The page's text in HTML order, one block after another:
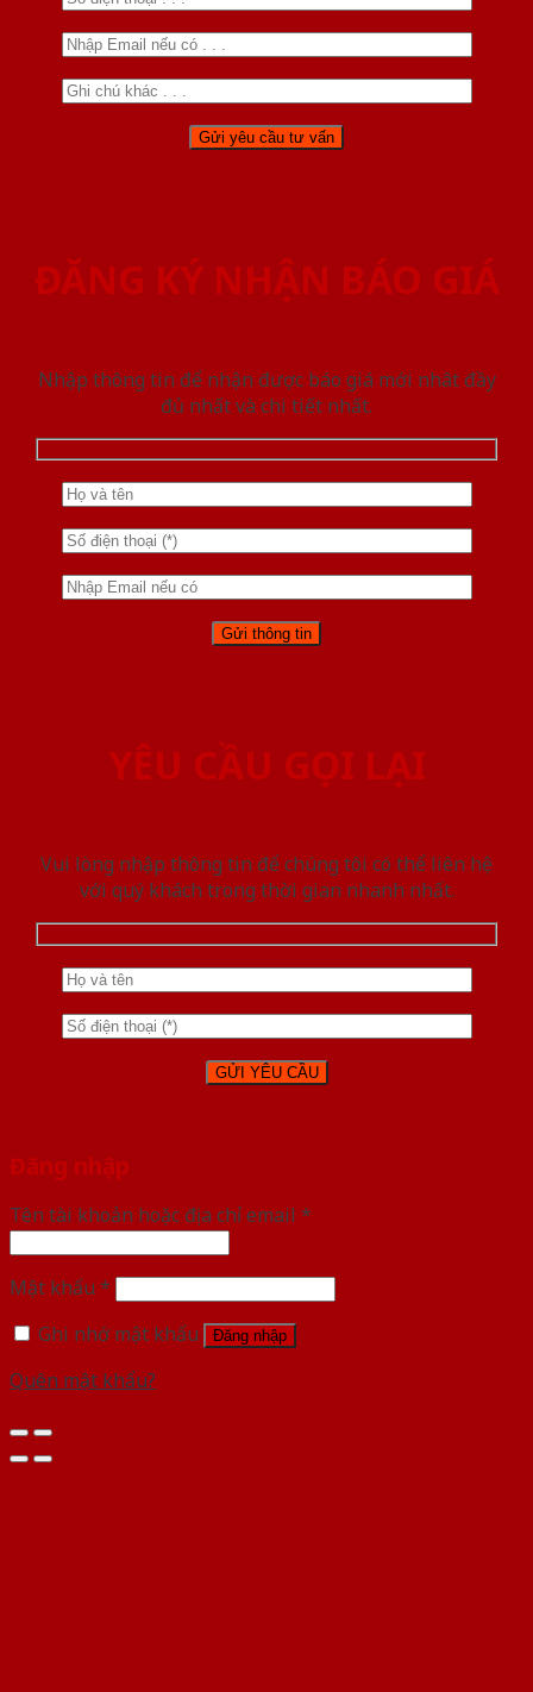
ĐĂNG KÝ NHẬN BÁO GIÁ
Nhập thông tin để nhận được báo giá mới nhât đầy
đủ nhất và chi tiết nhất.
YÊU CẦU GỌI LẠI
Vui lòng nhập thông tin để chúng tôi có thể liên hệ
với quý khách trong thời gian nhanh nhất.
Đăng nhập
Tên tài khoản hoặc địa chỉ email *
Mật khẩu *
Ghi nhớ mật khẩu
Đăng nhập
Quên mật khẩu?